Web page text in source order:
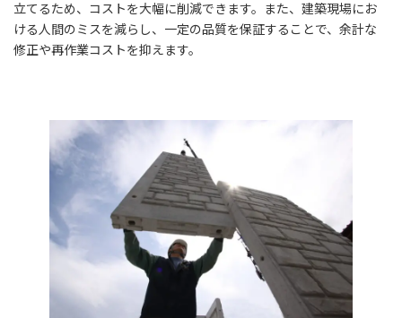
立てるため、コストを大幅に削減できます。また、建築現場にお
ける人間のミスを減らし、一定の品質を保証することで、余計な
修正や再作業コストを抑えます。